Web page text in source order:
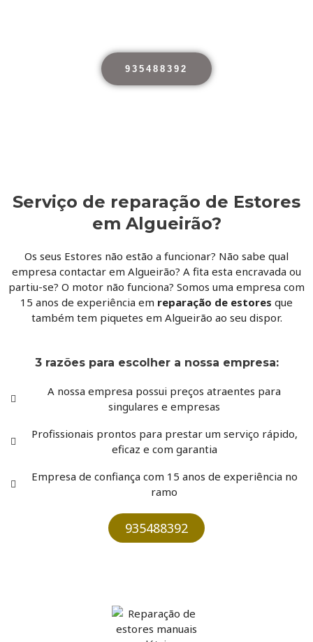
935488392
Serviço de reparação de Estores
em Algueirão?
Os seus Estores não estão a funcionar? Não sabe qual
empresa contactar em Algueirão? A fita esta encravada ou
partiu-se? O motor não funciona? Somos uma empresa com
15 anos de experiência em reparação de estores que
também tem piquetes em Algueirão ao seu dispor.
3 razões para escolher a nossa empresa:
A nossa empresa possui preços atraentes para
singulares e empresas
Profissionais prontos para prestar um serviço rápido,
eficaz e com garantia
Empresa de confiança com 15 anos de experiência no
ramo
935488392